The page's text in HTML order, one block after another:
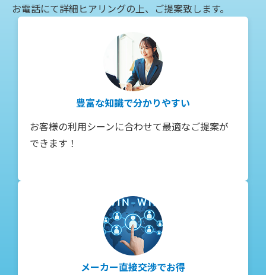
お電話にて詳細ヒアリングの上、ご提案致します。
豊富な知識で分かりやすい
お客様の利用シーンに合わせて最適なご提案が
できます！
メーカー直接交渉でお得